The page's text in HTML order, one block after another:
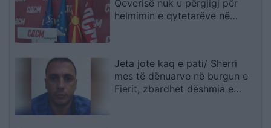
Qeverisë nuk u përgjigj për
helmimin e qytetarëve në
Jeta jote kaq e pati/ Sherri
mes të dënuarve në burgun e
Fierit, zbardhet dëshmia e